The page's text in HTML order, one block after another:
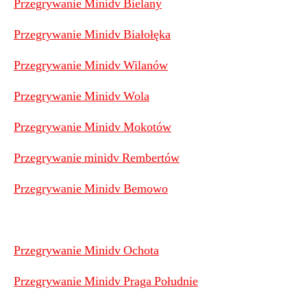
Przegrywanie Minidv Bielany
Przegrywanie Minidv Białołęka
Przegrywanie Minidv Wilanów
Przegrywanie Minidv Wola
Przegrywanie Minidv Mokotów
Przegrywanie minidv Rembertów
Przegrywanie Minidv Bemowo
Przegrywanie Minidv Ochota
Przegrywanie Minidv Praga Południe